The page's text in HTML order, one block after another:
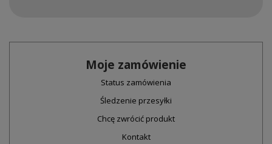
Moje zamówienie
Status zamówienia
Śledzenie przesyłki
Chcę zwrócić produkt
Kontakt